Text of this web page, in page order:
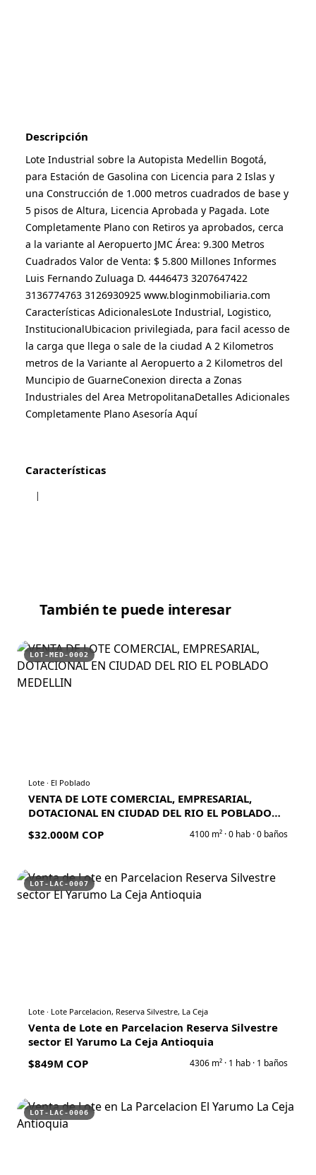
Descripción
Lote Industrial sobre la Autopista Medellin Bogotá,
para Estación de Gasolina con Licencia para 2 Islas y
una Construcción de 1.000 metros cuadrados de base y
5 pisos de Altura, Licencia Aprobada y Pagada. Lote
Completamente Plano con Retiros ya aprobados, cerca
a la variante al Aeropuerto JMC Área: 9.300 Metros
Cuadrados Valor de Venta: $ 5.800 Millones Informes
Luis Fernando Zuluaga D. 4446473 3207647422
3136774763 3126930925 www.bloginmobiliaria.com
Características AdicionalesLote Industrial, Logistico,
InstitucionalUbicacion privilegiada, para facil acesso de
la carga que llega o sale de la ciudad A 2 Kilometros
metros de la Variante al Aeropuerto a 2 Kilometros del
Muncipio de GuarneConexion directa a Zonas
Industriales del Area MetropolitanaDetalles Adicionales
Completamente Plano Asesoría Aquí
Características
|
También te puede interesar
LOT-MED-0002
Lote · El Poblado
VENTA DE LOTE COMERCIAL, EMPRESARIAL,
DOTACIONAL EN CIUDAD DEL RIO EL POBLADO
$32.000M COP 4100 m² ·0 hab ·0 baños
LOT-LAC-0007
Lote · Lote Parcelacion, Reserva Silvestre, La Ceja
Venta de Lote en Parcelacion Reserva Silvestre
sector El Yarumo La Ceja Antioquia
$849M COP
4306 m² · 1 hab · 1 baños
LOT-LAC-0006